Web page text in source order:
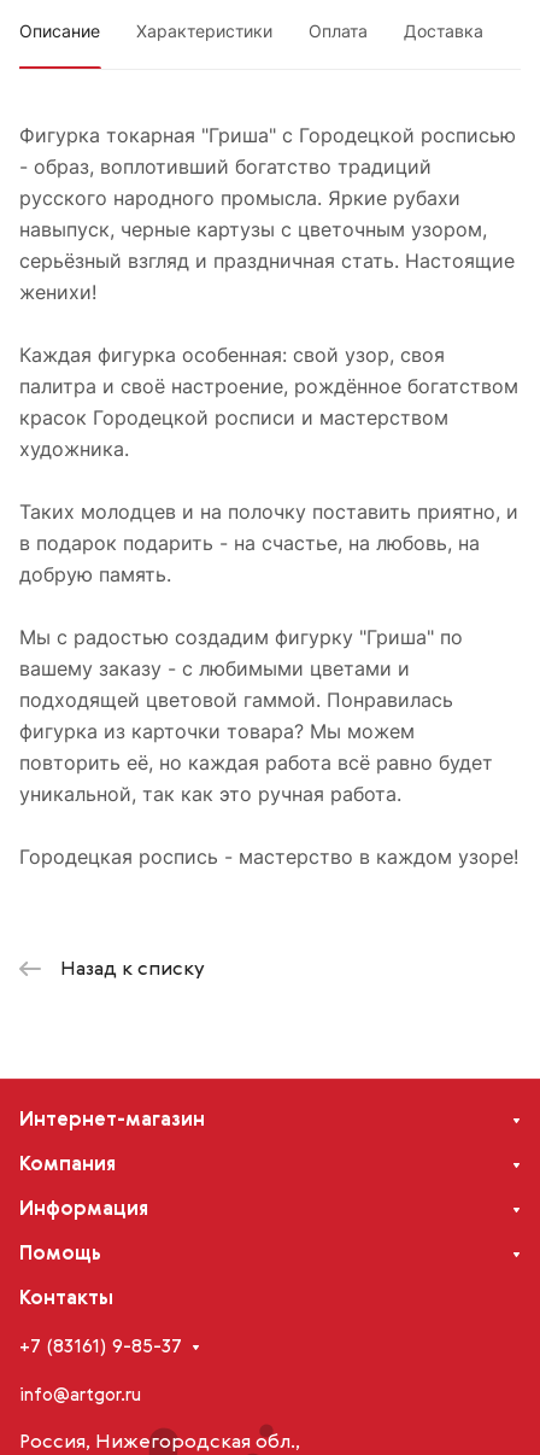
Описание Характеристики Оплата Доставка
Фигурка токарная "Гриша" с Городецкой росписью
- образ, воплотивший богатство традиций
русского народного промысла. Яркие рубахи
навыпуск, черные картузы с цветочным узором,
серьёзный взгляд и праздничная стать. Настоящие
женихи!
Каждая фигурка особенная: свой узор, своя
палитра и своё настроение, рождённое богатством
красок Городецкой росписи и мастерством
художника.
Таких молодцев и на полочку поставить приятно, и
в подарок подарить - на счастье, на любовь, на
добрую память.
Мы с радостью создадим фигурку "Гриша" по
вашему заказу - с любимыми цветами и
подходящей цветовой гаммой. Понравилась
фигурка из карточки товара? Мы можем
повторить её, но каждая работа всё равно будет
уникальной, так как это ручная работа.
Городецкая роспись - мастерство в каждом узоре!
Назад к списку
Интернет-магазин
Компания
Информация
Помощь
Контакты
+7 (83161) 9-85-37
info@artgor.ru
Россия, Нижегородская обл.,